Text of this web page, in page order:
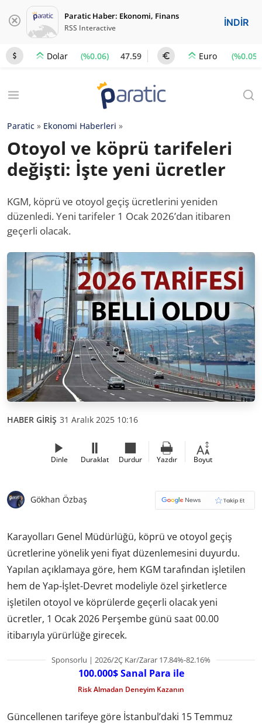
Paratic Haber: Ekonomi, Finans
RSS Interactive İNDİR
Dolar (%0.06) 47.59 Euro (%0.05)
Paratic » Ekonomi Haberleri »
Otoyol ve köprü tarifeleri
değişti: İşte yeni ücretler
KGM, köprü ve otoyol geçiş ücretlerini yeniden
düzenledi. Yeni tarifeler 1 Ocak 2026’dan itibaren
geçerli olacak.
HABER GİRİŞ 31 Aralık 2025 10:16
Dinle Duraklat Durdur Yazdır Boyut
Gökhan Özbaş
Karayolları Genel Müdürlüğü, köprü ve otoyol geçiş
ücretlerine yönelik yeni fiyat düzenlemesini duyurdu.
Yapılan açıklamaya göre, hem KGM tarafından işletilen
hem de Yap-İşlet-Devret modeliyle özel şirketlerce
işletilen otoyol ve köprülerde geçerli olacak yeni
ücretler, 1 Ocak 2026 Perşembe günü saat 00.00
itibarıyla yürürlüğe girecek.
Sponsorlu | 2026/2Ç Kar/Zarar 17.84%-82.16%
100.000$ Sanal Para ile
Risk Almadan Deneyim Kazanın
Güncellenen tarifeye göre İstanbul’daki 15 Temmuz